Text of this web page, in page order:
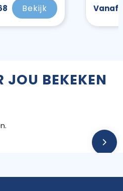
Bekijk Vanaf
JOU BEKEKEN